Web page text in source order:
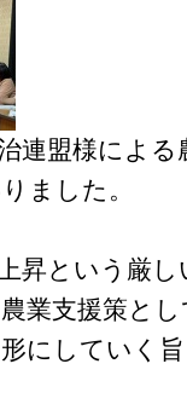
連盟様によ
ました。
昇という厳
業支援策と
にしていく